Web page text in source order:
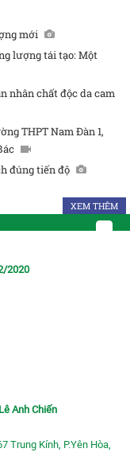
mới
lượng tái tạo: Một
nhân chất độc da cam
THPT Nam Đàn 1,
đúng tiến độ
XEM THÊM
2020
Lê Anh Chiến
Trung Kính, P.Yên Hòa,